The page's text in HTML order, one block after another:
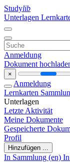
Studylib
Unterlagen
Anmeldung
Dokument
×
Anmeldung
Lernkarten
Unterlagen
Letzte Aktivität
Meine Dokumente
Gespeicherte
Profil
Hinzufügen ...
In Sammlung (en)